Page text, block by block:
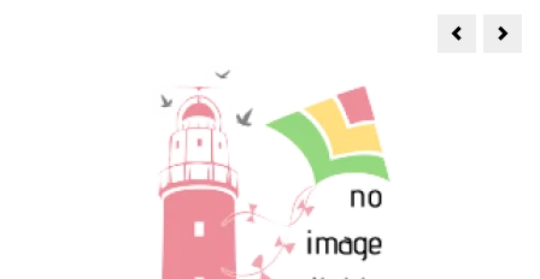
Ribbon